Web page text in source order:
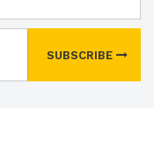
SUBSCRIBE